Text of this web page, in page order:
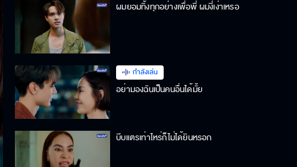
ผมยอมทิ้งทุกอย่างเพื่อพี่ ผมงี่เง่าเหรอ
กำลังเล่น
อย่ามองฉันเป็นคนอื่นได้มั้ย
บีบแตรเท่าไหร่ก็ไม่ได้ยินหรอก